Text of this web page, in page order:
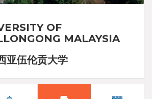
OF
MALAYSIA
亚伍伦贡大学